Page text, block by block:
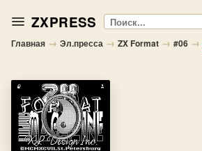
ZXPRESS Поиск
Главная → Эл.пресса → ZX Format → #06 →